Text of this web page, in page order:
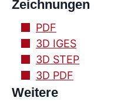
Zeichnungen
PDF
3D IGES
3D STEP
3D PDF
Weitere